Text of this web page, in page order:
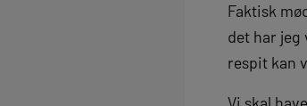
Faktisk
det har
respit kan